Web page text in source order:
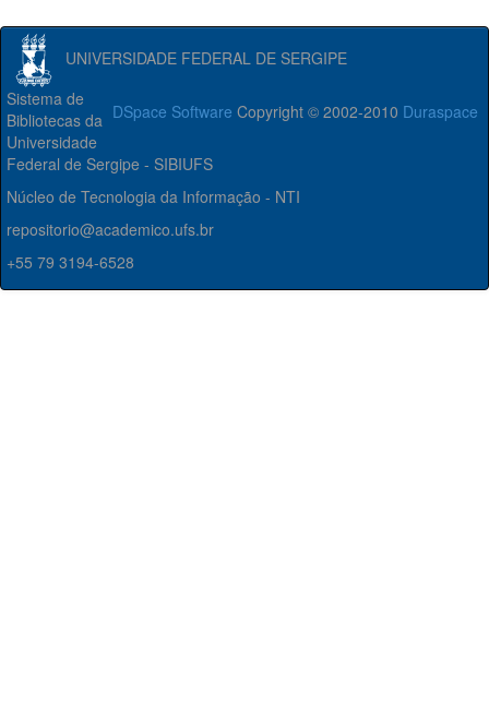
UNIVERSIDADE FEDERAL DE SERGIPE
DSpace Software Copyright © 2002-2010 Duraspace
Sistema de
Bibliotecas da
Universidade
Federal de Sergipe - SIBIUFS
Núcleo de Tecnologia da Informação - NTI
repositorio@academico.ufs.br
+55 79 3194-6528